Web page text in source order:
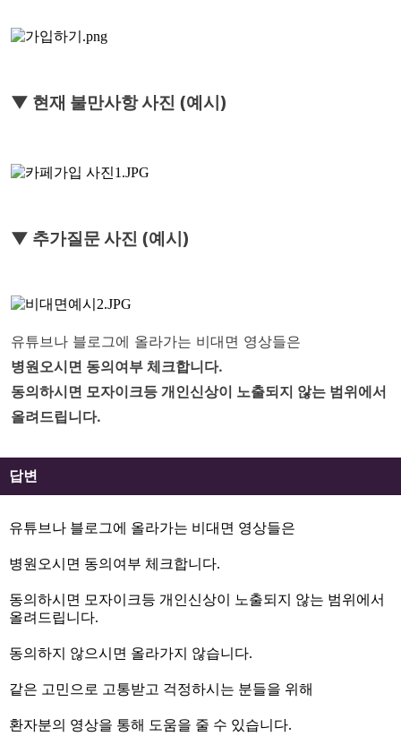
▼ 현재 불만사항 사진 (예시)
▼ 추가질문 사진 (예시)
유튜브나 블로그에 올라가는 비대면 영상들은
병원오시면 동의여부 체크합니다.
동의하시면 모자이크등 개인신상이 노출되지 않는 범위에서
올려드립니다.
답변
유튜브나 블로그에 올라가는 비대면 영상들은
병원오시면 동의여부 체크합니다.
동의하시면 모자이크등 개인신상이 노출되지 않는 범위에서
올려드립니다.
동의하지 않으시면 올라가지 않습니다.
같은 고민으로 고통받고 걱정하시는 분들을 위해
환자분의 영상을 통해 도움을 줄 수 있습니다.